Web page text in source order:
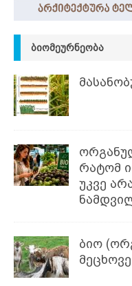
ᲑᲘᲝᲛᲔᲣᲠᲜᲔᲝᲑᲐ
რატომ
უკვე
ბიო